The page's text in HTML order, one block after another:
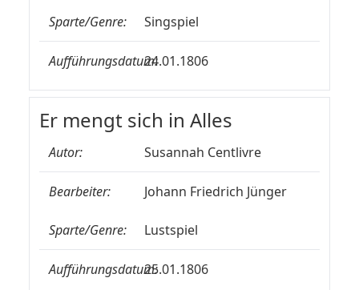
Sparte/Genre: Singspiel
Aufführungsdatum:24.01.1806
Er mengt sich in Alles
Autor: Susannah Centlivre
Bearbeiter: Johann Friedrich Jünger
Sparte/Genre: Lustspiel
Aufführungsdatum:25.01.1806